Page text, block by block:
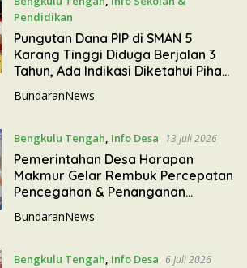
Pendidikan
15 Juli 2026
Pungutan Dana PIP di SMAN 5
Karang Tinggi Diduga Berjalan 3
Tahun, Ada Indikasi Diketahui Pihak
Sekolah
BundaranNews
Bengkulu Tengah, Info Desa 13 Juli 2026
Pemerintahan Desa Harapan
Makmur Gelar Rembuk Percepatan
Pencegahan & Penanganan
Stunting
BundaranNews
Bengkulu Tengah, Info Desa 6 Juli 2026